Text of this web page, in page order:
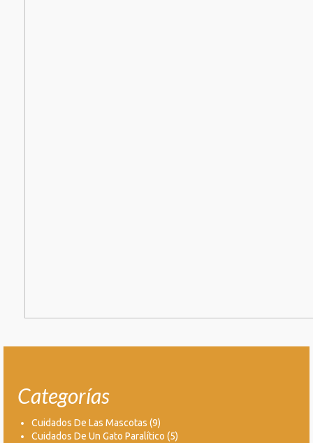
Categorías
Cuidados De Las Mascotas (9)
Cuidados De Un Gato Paralítico (5)